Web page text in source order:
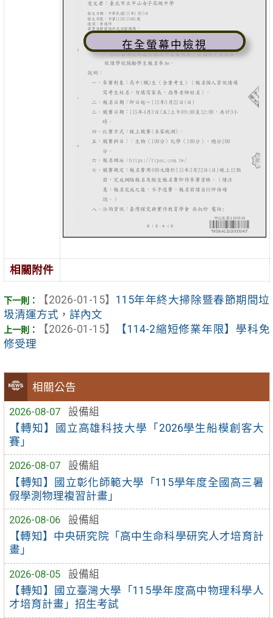
相關公告
2026-08-07
設備組
【轉知】國立高雄科技大學「2026學生船模創客大
賽」
2026-08-07
設備組
【轉知】國立彰化師範大學「115學年度全國高三暑
假學測物理複習計畫」
2026-08-06
設備組
【轉知】中央研究院「高中生命科學研究人才培育計
畫」
2026-08-05
設備組
【轉知】國立臺灣大學「115學年度高中物理科學人
才培育計畫」招生考試
在全螢幕中檢視
相關附件
【2026-01-15】 115年年終大掃除暨春節期間垃
圾清運方式，詳內文
【2026-01-15】
【114-2縮短修業年限】學科免
修受理